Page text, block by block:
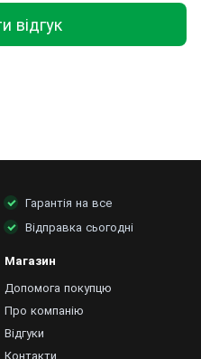
відгук
Гарантія на все
Відправка сьогодні
Магазин
Допомога покупцю
Про компанію
Відгуки
Контакти